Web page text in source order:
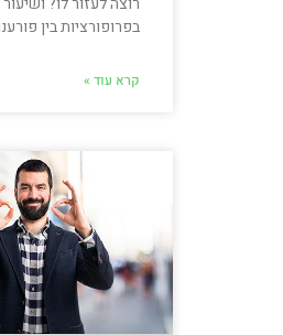
בפרופורציות בין
קרא עוד »